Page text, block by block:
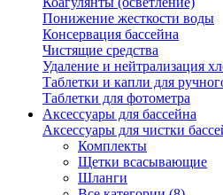
Понижение жесткости воды
Консервация бассейна
Чистящие средства
Удаление и нейтрализация
Таблетки и капли для
Таблетки для фотометра
Аксессуары для бассейна
Аксессуары для чистки
Комплекты
Щетки всасывающие
Шланги